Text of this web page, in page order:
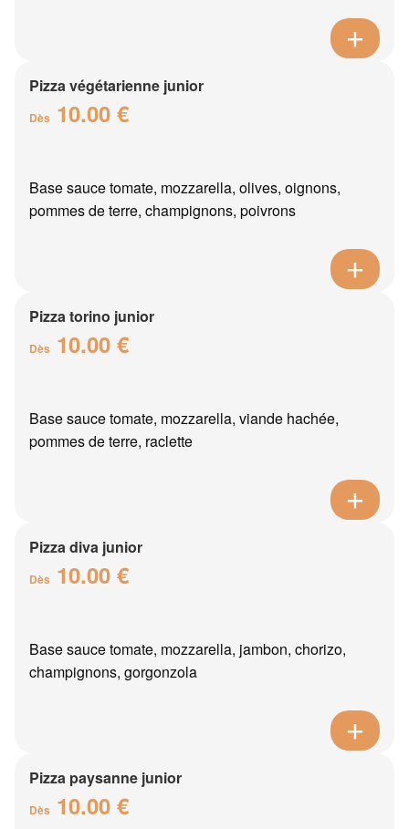
Pizza végétarienne junior
Dès 10.00 €
Base sauce tomate, mozzarella, olives, oignons,
pommes de terre, champignons, poivrons
Pizza torino junior
Dès 10.00 €
Base sauce tomate, mozzarella, viande hachée,
pommes de terre, raclette
Pizza diva junior
Dès 10.00 €
Base sauce tomate, mozzarella, jambon, chorizo,
champignons, gorgonzola
Pizza paysanne junior
Dès 10.00 €